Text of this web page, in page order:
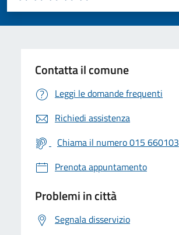
Valuta 5 stelle su 5
Valuta 4 stelle su 5
Valuta 3 stelle su 5
Valuta 2 stelle su 5
Valuta 1 stelle su 5
Contatta il comune
Leggi le domande frequenti
Richiedi assistenza
Chiama il numero 015 660103
Prenota appuntamento
Problemi in città
Segnala disservizio